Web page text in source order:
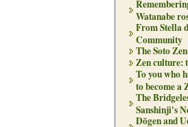
Watanabe
From Stella
Community
The Soto
Zen culture:
To you who
to become a
The
Sanshinji's
Dōgen and